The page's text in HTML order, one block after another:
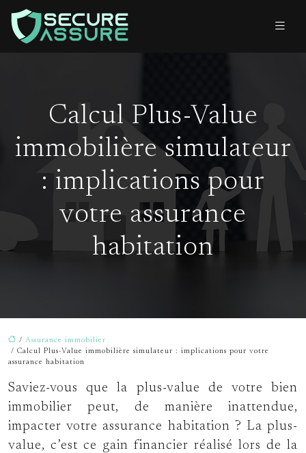
Calcul Plus-Value
immobilière simulateur
: implications pour
votre assurance
habitation
/ Assurance immobilier
/ Calcul Plus-Value immobilière simulateur : implications pour votre
assurance habitation
Saviez-vous que la plus-value de votre bien
immobilier peut, de manière inattendue,
impacter votre assurance habitation ? La plus-
value, c’est ce gain financier réalisé lors de la